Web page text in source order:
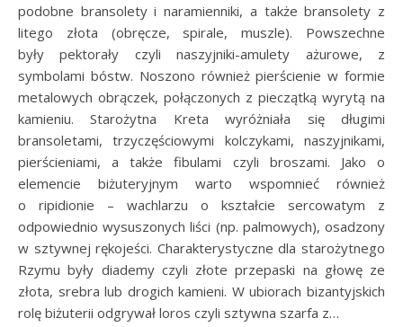
podobne bransolety i naramienniki, a także bransolety z
litego złota (obręcze, spirale, muszle). Powszechne
były pektorały czyli naszyjniki-amulety ażurowe, z
symbolami bóstw. Noszono również pierścienie w formie
metalowych obrączek, połączonych z pieczątką wyrytą na
kamieniu. Starożytna Kreta wyróżniała się długimi
bransoletami, trzyczęściowymi kolczykami, naszyjnikami,
pierścieniami, a także fibulami czyli broszami. Jako o
elemencie biżuteryjnym warto wspomnieć również
o ripidionie – wachlarzu o kształcie sercowatym z
odpowiednio wysuszonych liści (np. palmowych), osadzony
w sztywnej rękojeści. Charakterystyczne dla starożytnego
Rzymu były diademy czyli złote przepaski na głowę ze
złota, srebra lub drogich kamieni. W ubiorach bizantyjskich
rolę biżuterii odgrywał loros czyli sztywna szarfa z…